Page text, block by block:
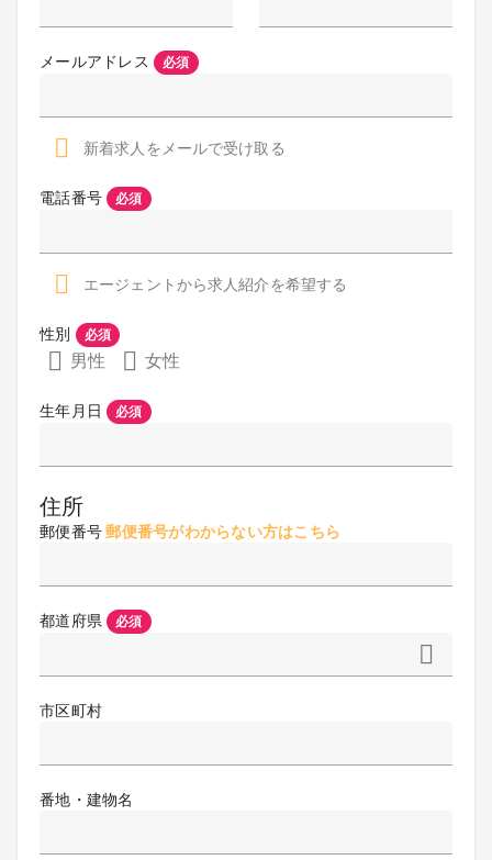
メールアドレス 必須
新着求人をメールで受け取る
電話番号 必須
エージェントから求人紹介を希望する
性別 必須
男性 女性
生年月日 必須
住所
郵便番号郵便番号がわからない方はこちら
都道府県 必須
市区町村
番地・建物名